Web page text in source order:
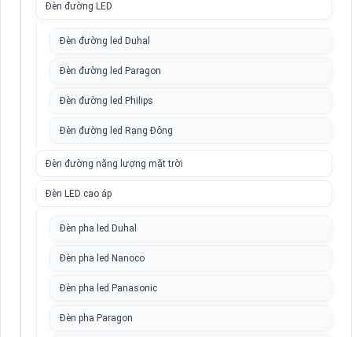
Đèn đường LED
Đèn đường led Duhal
Đèn đường led Paragon
Đèn đường led Philips
Đèn đường led Rạng Đông
Đèn đường năng lượng mặt trời
Đèn LED cao áp
Đèn pha led Duhal
Đèn pha led Nanoco
Đèn pha led Panasonic
Đèn pha Paragon